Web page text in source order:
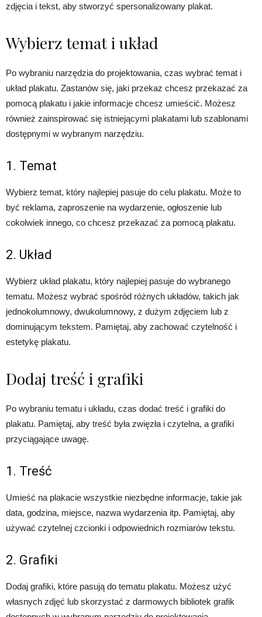
zdjęcia i tekst, aby stworzyć spersonalizowany plakat.
Wybierz temat i układ
Po wybraniu narzędzia do projektowania, czas wybrać temat i
układ plakatu. Zastanów się, jaki przekaz chcesz przekazać za
pomocą plakatu i jakie informacje chcesz umieścić. Możesz
również zainspirować się istniejącymi plakatami lub szablonami
dostępnymi w wybranym narzędziu.
1. Temat
Wybierz temat, który najlepiej pasuje do celu plakatu. Może to
być reklama, zaproszenie na wydarzenie, ogłoszenie lub
cokolwiek innego, co chcesz przekazać za pomocą plakatu.
2. Układ
Wybierz układ plakatu, który najlepiej pasuje do wybranego
tematu. Możesz wybrać spośród różnych układów, takich jak
jednokolumnowy, dwukolumnowy, z dużym zdjęciem lub z
dominującym tekstem. Pamiętaj, aby zachować czytelność i
estetykę plakatu.
Dodaj treść i grafiki
Po wybraniu tematu i układu, czas dodać treść i grafiki do
plakatu. Pamiętaj, aby treść była zwięzła i czytelna, a grafiki
przyciągające uwagę.
1. Treść
Umieść na plakacie wszystkie niezbędne informacje, takie jak
data, godzina, miejsce, nazwa wydarzenia itp. Pamiętaj, aby
używać czytelnej czcionki i odpowiednich rozmiarów tekstu.
2. Grafiki
Dodaj grafiki, które pasują do tematu plakatu. Możesz użyć
własnych zdjęć lub skorzystać z darmowych bibliotek grafik